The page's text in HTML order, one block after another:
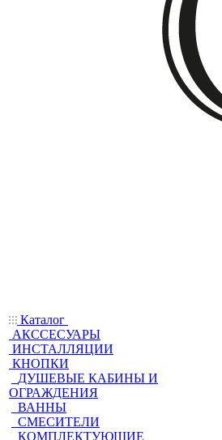
Каталог
АКССЕСУАРЫ
ИНСТАЛЛЯЦИИ
КНОПКИ
ДУШЕВЫЕ КАБИНЫ И
ОГРАЖДЕНИЯ
ВАННЫ
СМЕСИТЕЛИ
КОМПЛЕКТУЮЩИЕ